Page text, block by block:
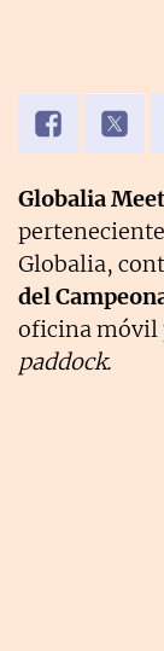
Globalia
Globalia,
del
oficina móvil
paddock.